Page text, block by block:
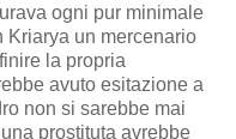
ogni pur minimale
Kriarya un mercenario
la propria
avuto esitazione a
non si sarebbe mai
prostituta avrebbe